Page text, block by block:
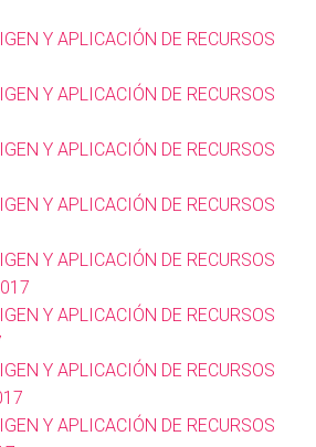
Y APLICACIÓN DE RECURSOS
Y APLICACIÓN DE RECURSOS
Y APLICACIÓN DE RECURSOS
Y APLICACIÓN DE RECURSOS
Y APLICACIÓN DE RECURSOS
Y APLICACIÓN DE RECURSOS
Y APLICACIÓN DE RECURSOS
Y APLICACIÓN DE RECURSOS